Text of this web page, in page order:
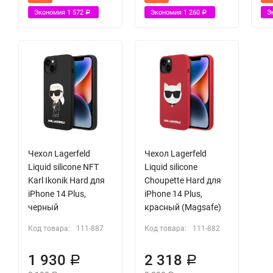
Экономия 1 572 Р
Экономия 1 260 Р
Чехол Lagerfeld
Liquid silicone NFT
Karl Ikonik Hard для
iPhone 14 Plus,
черный
Код товара: 111-887
1 930 Р
Чехол Lagerfeld
Liquid silicone
Choupette Hard для
iPhone 14 Plus,
красный (Magsafe)
Код товара: 111-882
2 318 Р